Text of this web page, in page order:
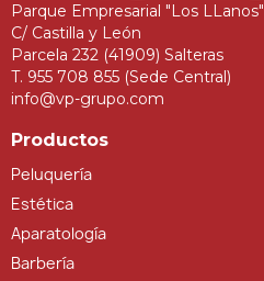
Parque Empresarial "Los LLanos"
C/ Castilla y León
Parcela 232 (41909) Salteras
T. 955 708 855 (Sede Central)
info@vp-grupo.com
Productos
Peluquería
Estética
Aparatología
Barbería